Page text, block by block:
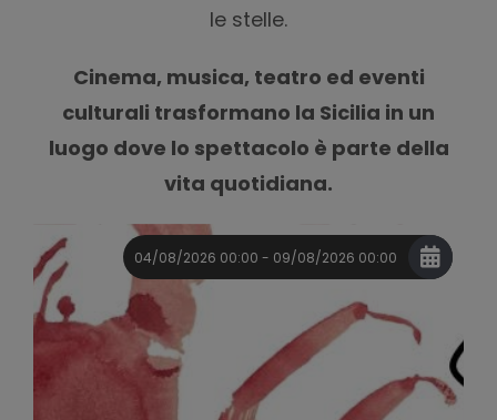
le stelle.
Cinema, musica, teatro ed eventi
culturali trasformano la Sicilia in un
luogo dove lo spettacolo è parte della
vita quotidiana.
04/08/2026 00:00 - 09/08/2026 00:00